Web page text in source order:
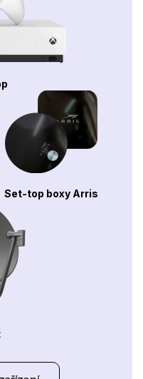
Set-top boxy Arris